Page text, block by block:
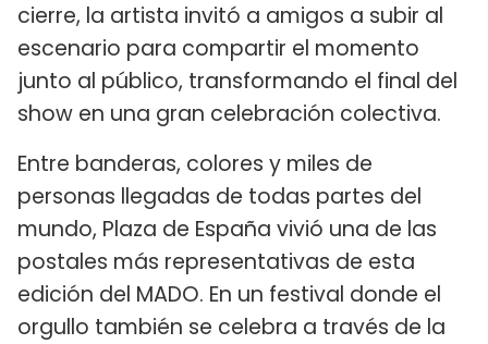
cierre, la artista invitó a amigos a subir al
escenario para compartir el momento
junto al público, transformando el final del
show en una gran celebración colectiva.
Entre banderas, colores y miles de
personas llegadas de todas partes del
mundo, Plaza de España vivió una de las
postales más representativas de esta
edición del MADO. En un festival donde el
orgullo también se celebra a través de la